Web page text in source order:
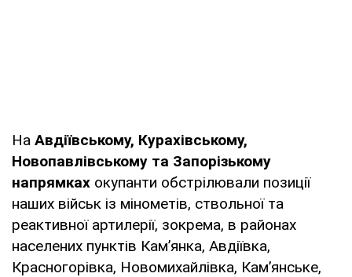
На Авдіївському, Курахівському,
Новопавлівському та Запорізькому
напрямках окупанти обстрілювали позиції
наших військ із мінометів, ствольної та
реактивної артилерії, зокрема, в районах
населених пунктів Кам’янка, Авдіївка,
Красногорівка, Новомихайлівка, Кам’янське,